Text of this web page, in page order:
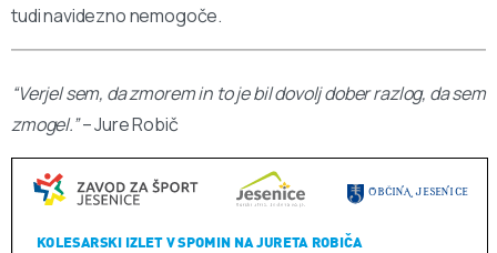
tudi navidezno nemogoče.
“Verjel sem, da zmorem in to je bil dovolj dober razlog, da sem
zmogel.”– Jure Robič